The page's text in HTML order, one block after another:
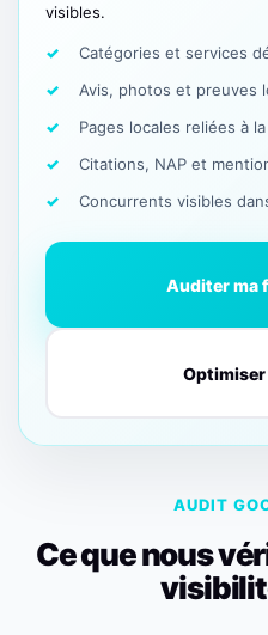
visibles.
Catégories et services
Avis, photos et preuves
Pages locales reliées à
Citations, NAP et
Concurrents visibles
Auditer ma
Optimiser
AUDIT
Ce que nous